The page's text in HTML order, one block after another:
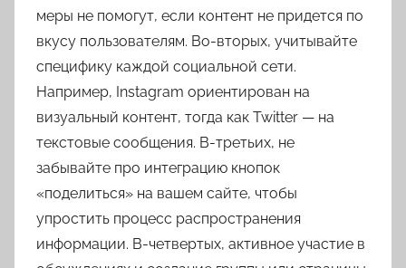
меры не помогут, если контент не придется по
вкусу пользователям. Во-вторых, учитывайте
специфику каждой социальной сети.
Например, Instagram ориентирован на
визуальный контент, тогда как Twitter — на
текстовые сообщения. В-третьих, не
забывайте про интеграцию кнопок
«поделиться» на вашем сайте, чтобы
упростить процесс распространения
информации. В-четвертых, активное участие в